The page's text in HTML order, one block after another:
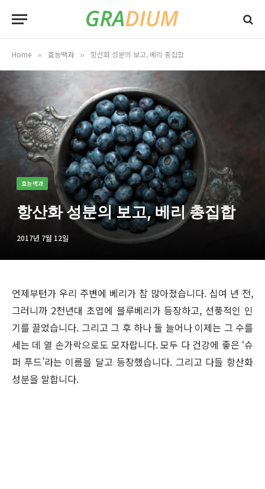
Home » 효능백과 » 항산화 성분의 보고, 베리 총집합
효능백과
항산화 성분의 보고, 베리 총집합
2017년 7월 12일
언제부턴가 우리 주변에 베리가 참 많아졌습니다. 십여 년 전,
그러니까 2천년대 초엽에 블루베리가 등장하고, 선풍적인 인
기를 끌었습니다. 그리고 그 후 하나 둘 늘어나 이제는 그 수를
세는 데 열 손가락으로도 모자랍니다. 모두 다 건강에 좋은 ‘슈
퍼 푸드’라는 이름을 달고 등장했습니다. 그리고 다들 항산화
성분을 말합니다.